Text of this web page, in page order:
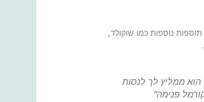
נוספות כמו שוקולד,
הוא ממליץ לך לנסות
פנימה"